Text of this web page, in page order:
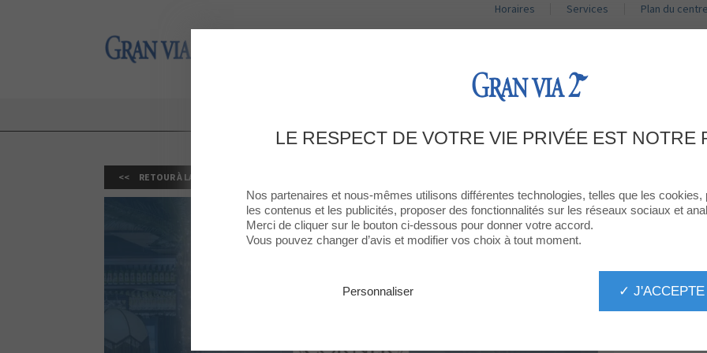
Gran Via 2
Horaires Services Plan du centre
COPA DE CAVA GRATIS, SOLO DURANTE
RETOUR À LA LISTE
LE RESPECT DE VOTRE VIE PRIVÉE EST NOTRE
Nos partenaires et nous-mêmes utilisons différentes technologies, telles que les cookies,
les contenus et les publicités, proposer des fonctionnalités sur les réseaux sociaux et
Merci de cliquer sur le bouton ci-dessous pour donner votre accord.
Vous pouvez changer d’avis et modifier vos choix à tout moment.
✓ J'ACCEPTE
Personnaliser